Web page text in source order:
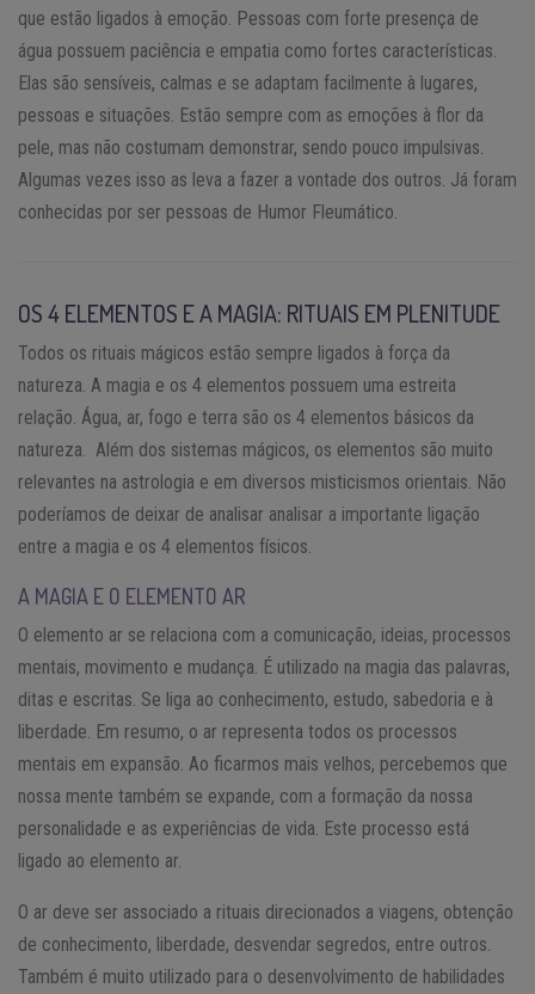
que estão ligados à emoção. Pessoas com forte presença de
água possuem paciência e empatia como fortes características.
Elas são sensíveis, calmas e se adaptam facilmente à lugares,
pessoas e situações. Estão sempre com as emoções à flor da
pele, mas não costumam demonstrar, sendo pouco impulsivas.
Algumas vezes isso as leva a fazer a vontade dos outros. Já foram
conhecidas por ser pessoas de Humor Fleumático.
OS 4 ELEMENTOS E A MAGIA: RITUAIS EM PLENITUDE
Todos os rituais mágicos estão sempre ligados à força da
natureza. A magia e os 4 elementos possuem uma estreita
relação. Água, ar, fogo e terra são os 4 elementos básicos da
natureza. Além dos sistemas mágicos, os elementos são muito
relevantes na astrologia e em diversos misticismos orientais. Não
poderíamos de deixar de analisar analisar a importante ligação
entre a magia e os 4 elementos físicos.
A MAGIA E O ELEMENTO AR
O elemento ar se relaciona com a comunicação, ideias, processos
mentais, movimento e mudança. É utilizado na magia das palavras,
ditas e escritas. Se liga ao conhecimento, estudo, sabedoria e à
liberdade. Em resumo, o ar representa todos os processos
mentais em expansão. Ao ficarmos mais velhos, percebemos que
nossa mente também se expande, com a formação da nossa
personalidade e as experiências de vida. Este processo está
ligado ao elemento ar.
O ar deve ser associado a rituais direcionados a viagens, obtenção
de conhecimento, liberdade, desvendar segredos, entre outros.
Também é muito utilizado para o desenvolvimento de habilidades